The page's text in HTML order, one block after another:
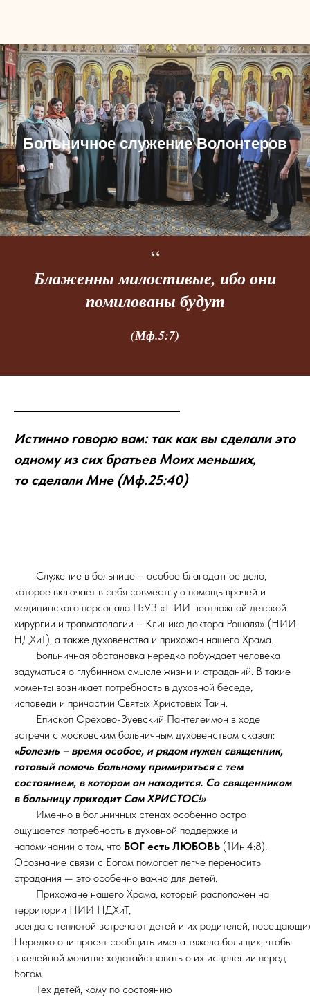
Больничное служение Волонтеров
“
Блаженны милостивые, ибо они
помилованы будут
(Мф.5:7)
Истинно говорю вам: так как вы сделали это
одному из сих братьев Моих меньших,
то сделали Мне (Мф.25:40)
Служение в больнице – особое благодатное дело,
которое включает в себя совместную помощь врачей и
медицинского персонала ГБУЗ «НИИ неотложной детской
хирургии и травматологии – Клиника доктора Рошаля» (НИИ
НДХиТ), а также духовенства и прихожан нашего Храма.
Больничная обстановка нередко побуждает человека
задуматься о глубинном смысле жизни и страданий. В такие
моменты возникает потребность в духовной беседе,
исповеди и причастии Святых Христовых Таин.
Епископ Орехово-Зуевский Пантелеимон в ходе
встречи с московским больничным духовенством сказал:
«Болезнь – время особое, и рядом нужен священник,
готовый помочь больному примириться с тем
состоянием, в котором он находится. Со священником
в больницу приходит Сам ХРИСТОС!»
Именно в больничных стенах особенно остро
ощущается потребность в духовной поддержке и
напоминании о том, что БОГ есть ЛЮБОВЬ (1Ин.4:8).
Осознание связи с Богом помогает легче переносить
страдания — это особенно важно для детей.
Прихожане нашего Храма, который расположен на
территории НИИ НДХиТ,
всегда с теплотой встречают детей и их родителей,
Нередко они просят сообщить имена тяжело болящих, чтобы
в келейной молитве ходатайствовать о их исцелении перед
Богом.
Тех детей, кому по состоянию